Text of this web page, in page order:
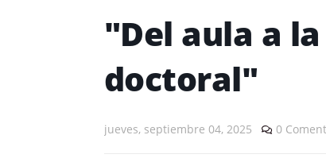
"Del aula a
doctoral"
jueves, septiembre 04, 2025 0